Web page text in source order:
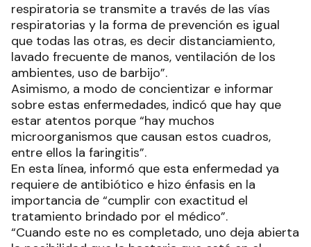
respiratoria se transmite a través de las vías
respiratorias y la forma de prevención es igual
que todas las otras, es decir distanciamiento,
lavado frecuente de manos, ventilación de los
ambientes, uso de barbijo”.
Asimismo, a modo de concientizar e informar
sobre estas enfermedades, indicó que hay que
estar atentos porque “hay muchos
microorganismos que causan estos cuadros,
entre ellos la faringitis”.
En esta línea, informó que esta enfermedad ya
requiere de antibiótico e hizo énfasis en la
importancia de “cumplir con exactitud el
tratamiento brindado por el médico”.
“Cuando este no es completado, uno deja abierta